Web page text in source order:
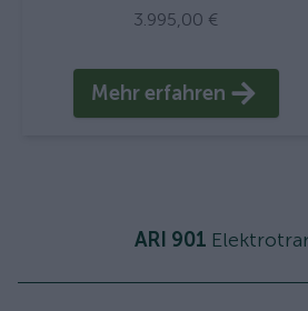
3.995,00 €
Mehr erfahren
ARI 901